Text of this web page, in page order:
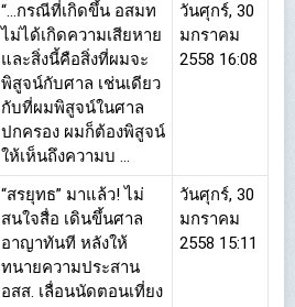
“…กรณีที่เกิดขึ้น อสมท
ไม่ได้เกิดความเสียหาย
และสิ่งนี้คือสิ่งที่ผมจะ
พิสูจน์กับศาล เช่นเดียว
กับที่ผมพิสูจน์ในศาล
ปกครอง ผมก็ต้องพิสูจน์
ให้เห็นถึงความบ ...
วันศุกร์, 30
มกราคม
2558 16:08
“สรยุทธ” มาแล้ว! ไม่
สนใจสื่อ เดินขึ้นศาล
อาญาทันที หลังให้
ทนายความประสาน
อสส. เลื่อนนัดตอนเที่ยง
วันศุกร์, 30
มกราคม
2558 15:11